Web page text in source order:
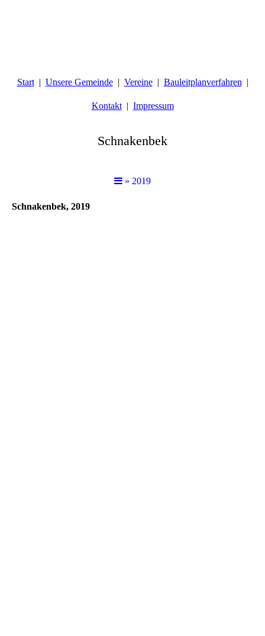
Start Unsere Gemeinde Vereine Bauleitplanverfahren
Kontakt Impressum
Schnakenbek
» 2019
Schnakenbek, 2019